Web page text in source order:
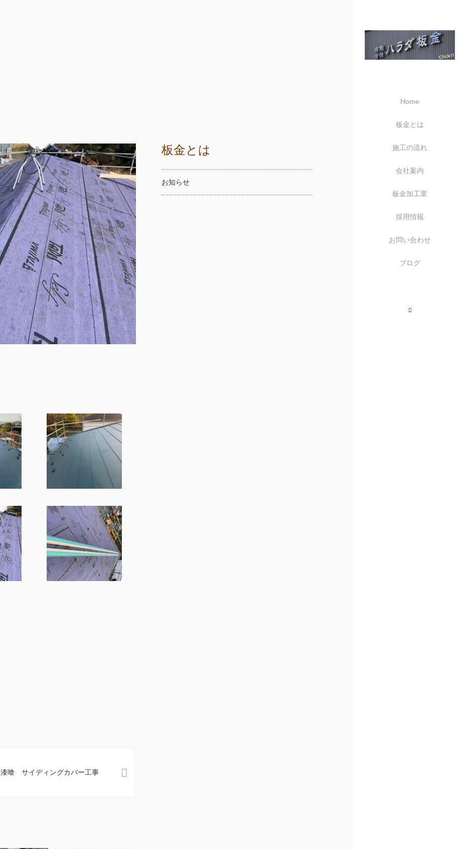
Home
板金とは
施工の流れ
会社案内
板金加工業
採用情報
お問い合わせ
ブログ
漆喰 サイディングカバー工事
板金とは
お知らせ